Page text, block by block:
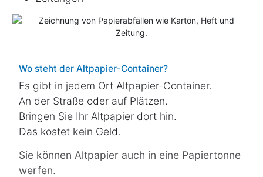
Wo steht der Altpapier-Container?
Es gibt in jedem Ort Altpapier-Container.
An der Straße oder auf Plätzen.
Bringen Sie Ihr Altpapier dort hin.
Das kostet kein Geld.
Sie können Altpapier auch in eine Papiertonne
werfen.